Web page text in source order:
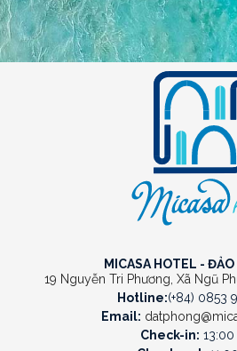
MICASA HOTEL -
19 Nguyễn Tri Phương, Xã Ngũ
Hotline:(+84) 0853
Email:
Check-in: